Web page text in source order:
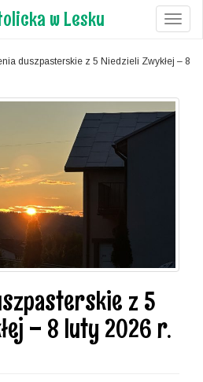
w Lesku
duszpasterskie z 5 Niedzieli Zwykłej – 8
z 5
– 8 luty 2026 r.